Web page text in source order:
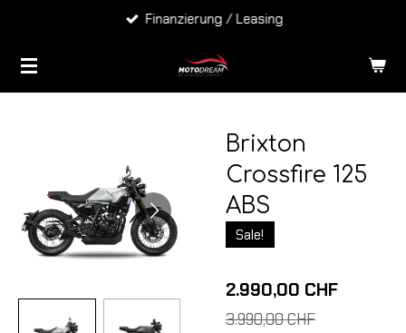
springen
Finanzierung / Leasing
Brixton
Crossfire 125
ABS
Sale!
2.990,00 CHF
3.990,00 CHF